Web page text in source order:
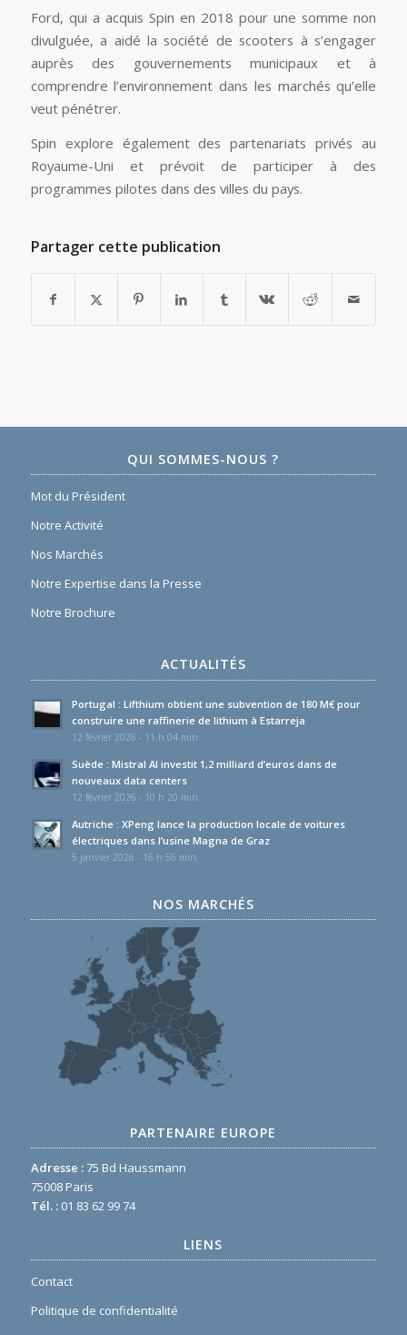
Ford, qui a acquis Spin en 2018 pour une somme non
divulguée, a aidé la société de scooters à s’engager
auprès des gouvernements municipaux et à
comprendre l’environnement dans les marchés qu’elle
veut pénétrer.
Spin explore également des partenariats privés au
Royaume-Uni et prévoit de participer à des
programmes pilotes dans des villes du pays.
Partager cette publication
QUI SOMMES-NOUS ?
Mot du Président
Notre Activité
Nos Marchés
Notre Expertise dans la Presse
Notre Brochure
ACTUALITÉS
Portugal : Lifthium obtient une subvention de 180 M€ pour
construire une raffinerie de lithium à Estarreja
12 février 2026 - 11 h 04 min
Suède : Mistral AI investit 1,2 milliard d’euros dans de
nouveaux data centers
12 février 2026 - 10 h 20 min
Autriche : XPeng lance la production locale de voitures
électriques dans l’usine Magna de Graz
5 janvier 2026 - 16 h 56 min
NOS MARCHÉS
PARTENAIRE EUROPE
Adresse :75 Bd Haussmann
75008 Paris
Tél. :01 83 62 99 74
LIENS
Contact
Politique de confidentialité